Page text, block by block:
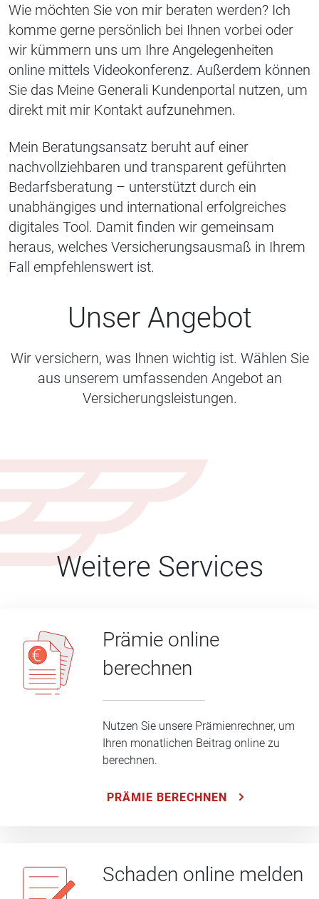
Wie möchten Sie von mir beraten werden? Ich
komme gerne persönlich bei Ihnen vorbei oder
wir kümmern uns um Ihre Angelegenheiten
online mittels Videokonferenz. Außerdem können
Sie das Meine Generali Kundenportal nutzen, um
direkt mit mir Kontakt aufzunehmen.
Mein Beratungsansatz beruht auf einer
nachvollziehbaren und transparent geführten
Bedarfsberatung – unterstützt durch ein
unabhängiges und international erfolgreiches
digitales Tool. Damit finden wir gemeinsam
heraus, welches Versicherungsausmaß in Ihrem
Fall empfehlenswert ist.
Unser Angebot
Wir versichern, was Ihnen wichtig ist. Wählen Sie
aus unserem umfassenden Angebot an
Versicherungsleistungen.
Weitere Services
Prämie online
berechnen
Nutzen Sie unsere Prämienrechner, um
Ihren monatlichen Beitrag online zu
berechnen.
PRÄMIE BERECHNEN
Schaden online melden